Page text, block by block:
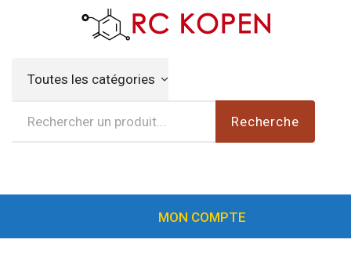
Toutes les catégories
Recherche
MON COMPTE